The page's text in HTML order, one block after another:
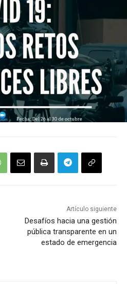
Artículo siguiente
Desafíos hacia una gestión
pública transparente en un
estado de emergencia